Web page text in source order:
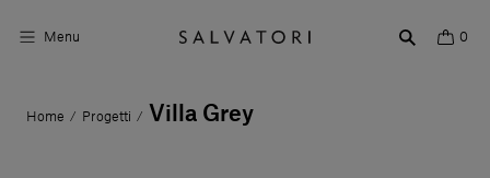
Menu 0
Superfici
Home / Progetti / Villa Grey